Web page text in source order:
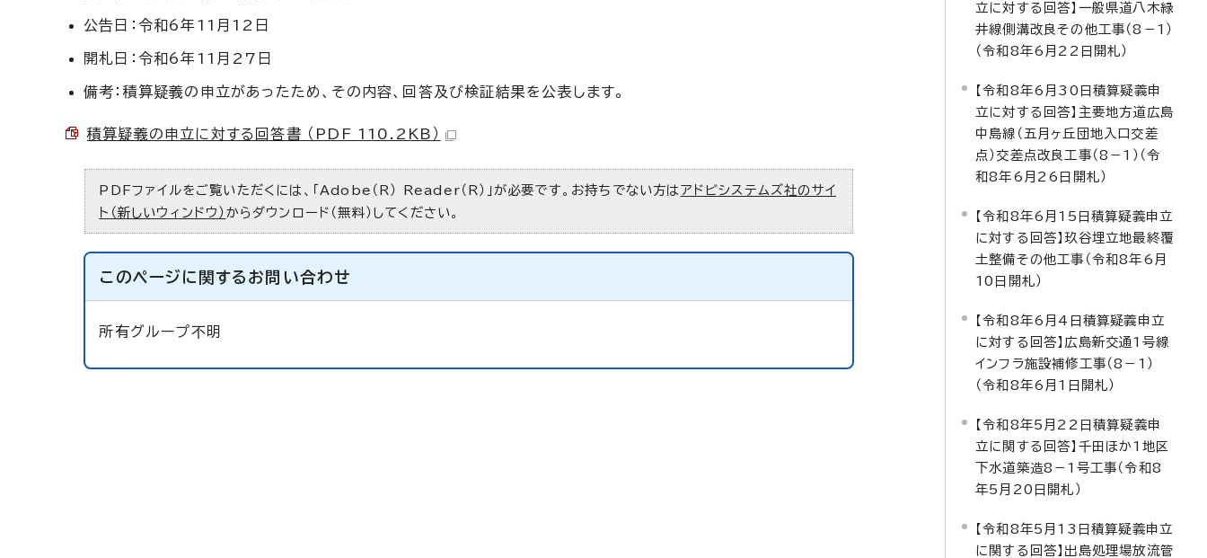
公告日：令和6年11月12日
開札日：令和6年11月27日
備考：積算疑義の申立があったため、その内容、回答及び検証結果を公表します。
積算疑義の申立に対する回答書 （PDF 110.2KB）
PDFファイルをご覧いただくには、「Adobe（R） Reader（R）」が必要です。お持ちでない方は アドビシステムズ社のサイ
ト（新しいウィンドウ） からダウンロード（無料）してください。
このページに関する お問い合わせ
所有グループ不明
立に対する回答】一般県道八木緑
井線側溝改良その他工事（8－1）
（令和8年6月22日開札）
【令和8年6月30日積算疑義申
立に対する回答】主要地方道広島
中島線（五月ヶ丘団地入口交差
点）交差点改良工事（8－1）（令
和8年6月26日開札）
【令和8年6月15日積算疑義申立
に対する回答】玖谷埋立地最終覆
土整備その他工事（令和8年6月
10日開札）
【令和8年6月4日積算疑義申立
に対する回答】広島新交通1号線
インフラ施設補修工事（8－1）
（令和8年6月1日開札）
【令和8年5月22日積算疑義申
立に関する回答】千田ほか1地区
下水道築造8－1号工事（令和8
年5月20日開札）
【令和8年5月13日積算疑義申立
に関する回答】出島処理場放流管